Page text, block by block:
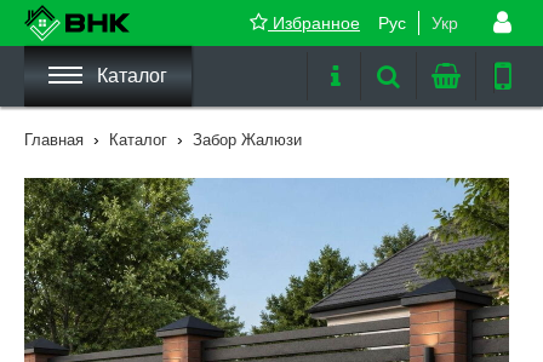
Рус Укр
Избранное
Каталог
Главная › Каталог › Забор Жалюзи